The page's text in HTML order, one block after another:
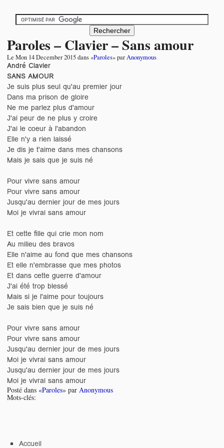
Paroles – Clavier – Sans amour
Le Mon 14 December 2015dans «Paroles» parAnonymous
André Clavier
SANS AMOUR
Je suis plus seul qu'au premier jour
Dans ma prison de gloire
Ne me parlez plus d'amour
J'ai peur de ne plus y croire
J'ai le coeur à l'abandon
Elle n'y a rien laissé
Je dis je t'aime dans mes chansons
Mais je sais que je suis né
Pour vivre sans amour
Pour vivre sans amour
Jusqu'au dernier jour de mes jours
Moi je vivrai sans amour
Et cette fille qui crie mon nom
Au milieu des bravos
Elle n'aime au fond que mes chansons
Et elle n'embrasse que mes photos
Et dans cette guerre d'amour
J'ai été trop blessé
Mais si je l'aime pour toujours
Je sais bien que je suis né
Pour vivre sans amour
Pour vivre sans amour
Jusqu'au dernier jour de mes jours
Moi je vivrai sans amour
Jusqu'au dernier jour de mes jours
Moi je vivrai sans amour
Posté dans «Paroles» par Anonymous
Mots-clés:
Accueil